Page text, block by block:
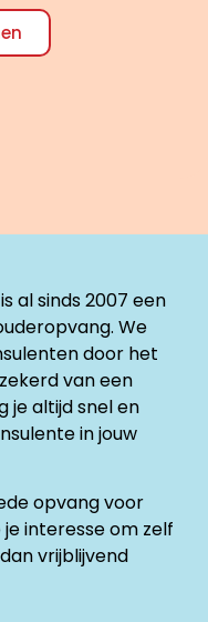
al sinds 2007 een
We
door het
van een
je altijd snel en
in jouw
opvang voor
interesse om zelf
vrijblijvend